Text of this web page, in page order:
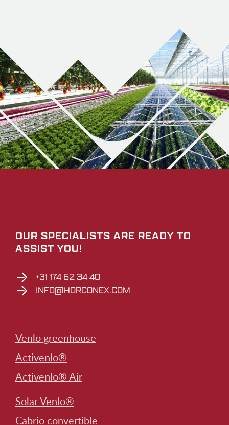
OUR SPECIALISTS ARE READY TO
ASSIST YOU!
+31 174 62 34 40
INFO@HORCONEX.COM
Venlo greenhouse
Activenlo®
Activenlo® Air
Solar Venlo®
Cabrio convertible